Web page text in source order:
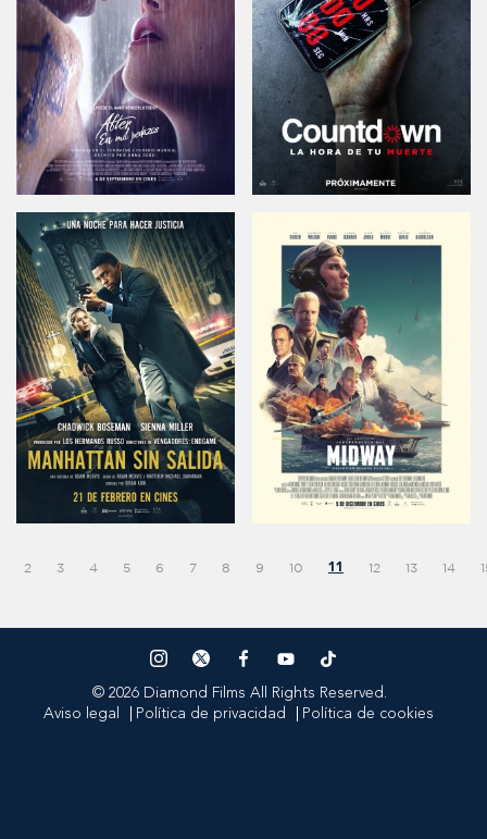
2 3 4 5 6 7 8 9 10 11 12 13 14
© 2026 Diamond Films All Rights Reserved.
Aviso legal
Política de privacidad Política de cookies